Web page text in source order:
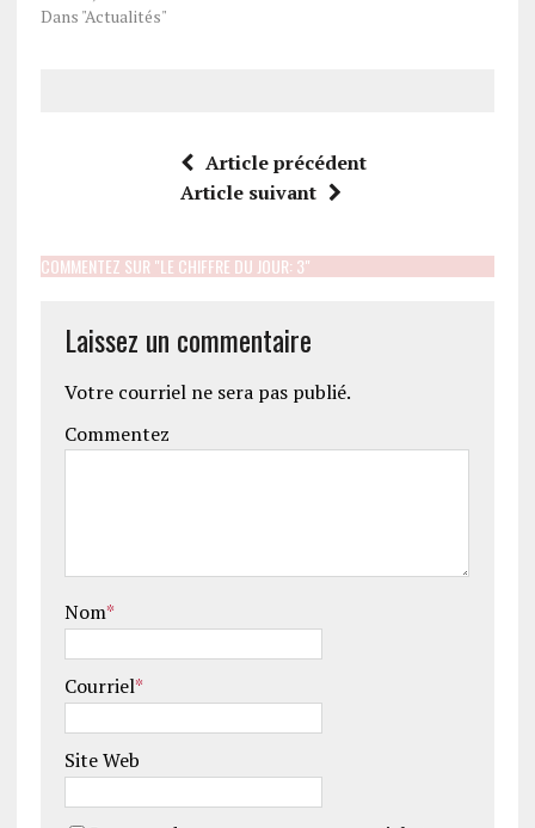
Dans "Actualités"
Article précédent
Article suivant
COMMENTEZ SUR "LE CHIFFRE DU JOUR: 3"
Laissez un commentaire
Votre courriel ne sera pas publié.
Commentez
Nom*
Courriel*
Site Web